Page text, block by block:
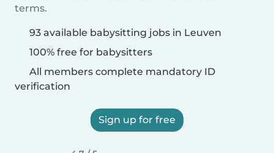
terms.
93 available babysitting jobs in Leuven
100% free for babysitters
All members complete mandatory ID
verification
Sign up for free